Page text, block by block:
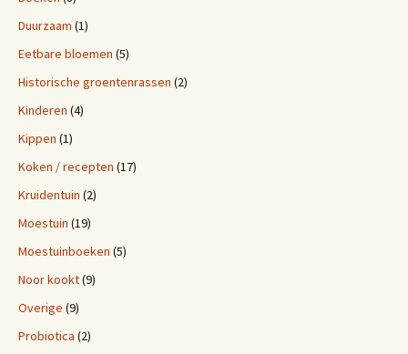
Duurzaam (1)
Eetbare bloemen (5)
Historische groentenrassen (2)
Kinderen (4)
Kippen (1)
Koken / recepten (17)
Kruidentuin (2)
Moestuin (19)
Moestuinboeken (5)
Noor kookt(9)
Overige (9)
Probiotica (2)